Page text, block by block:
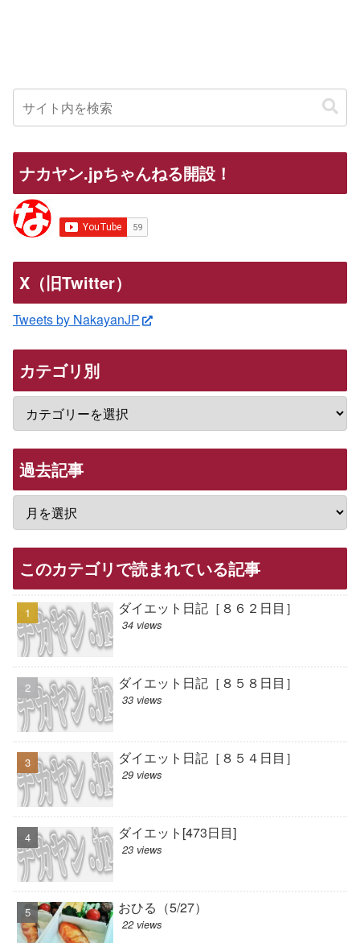
ナカヤン.jpちゃんねる開設！
X（旧Twitter）
Tweets by NakayanJP
カテゴリ別
過去記事
このカテゴリで読まれている記事
ダイエット日記［８６２日目］
34 views
ダイエット日記［８５８日目］
33 views
ダイエット日記［８５４日目］
29 views
ダイエット[473日目]
23 views
おひる（5/27）
22 views